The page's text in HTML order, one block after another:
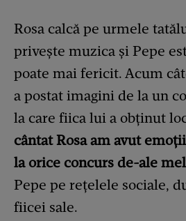
Rosa calcă pe urmele
privește muzica și Pepe
poate mai fericit. Acum
a postat imagini de la un
la care fiica lui a obținut
cântat Rosa am avut
la orice concurs de-ale
Pepe pe rețelele sociale,
fiicei sale.